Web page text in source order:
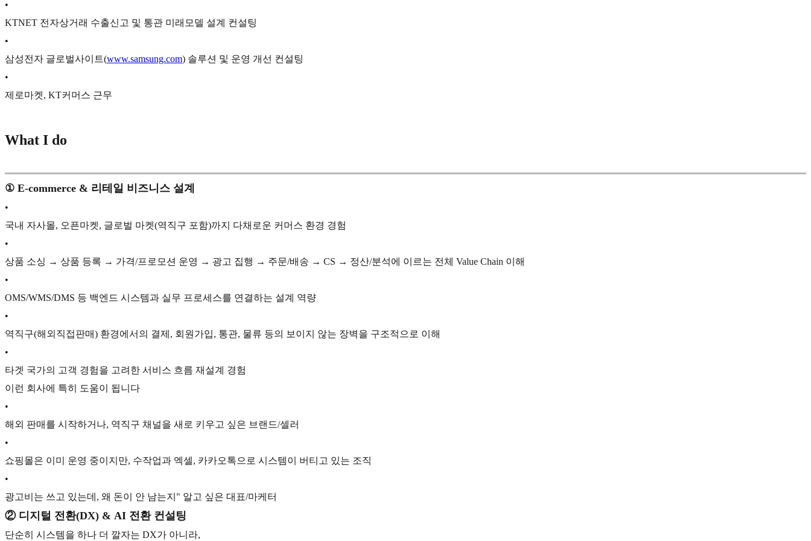
•
KTNET 전자상거래 수출신고 및 통관 미래모델 설계 컨설팅
•
삼성전자 글로벌사이트(www.samsung.com) 솔루션 및 운영 개선 컨설팅
•
제로마켓, KT커머스 근무
What I do
① E-commerce & 리테일 비즈니스 설계
•
국내 자사몰, 오픈마켓, 글로벌 마켓(역직구 포함)까지 다채로운 커머스 환경 경험
•
상품 소싱 → 상품 등록 → 가격/프로모션 운영 → 광고 집행 → 주문/배송 → CS → 정산/분석에 이르는 전체 Value Chain 이해
•
OMS/WMS/DMS 등 백엔드 시스템과 실무 프로세스를 연결하는 설계 역량
•
역직구(해외직접판매) 환경에서의 결제, 회원가입, 통관, 물류 등의 보이지 않는 장벽을 구조적으로 이해
•
타겟 국가의 고객 경험을 고려한 서비스 흐름 재설계 경험
이런 회사에 특히 도움이 됩니다
•
해외 판매를 시작하거나, 역직구 채널을 새로 키우고 싶은 브랜드/셀러
•
쇼핑몰은 이미 운영 중이지만, 수작업과 엑셀, 카카오톡으로 시스템이 버티고 있는 조직
•
광고비는 쓰고 있는데, 왜 돈이 안 남는지" 알고 싶은 대표/마케터
② 디지털 전환(DX) & AI 전환 컨설팅
단순히 시스템을 하나 더 깔자는 DX가 아니라,